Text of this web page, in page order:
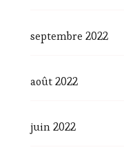
septembre 2022
août 2022
juin 2022